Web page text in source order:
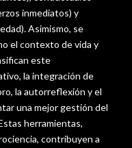
inmediatos) y
Asimismo, se
el contexto de vida y
este
la integración de
la autorreflexión y el
una mejor gestión del
herramientas,
contribuyen a